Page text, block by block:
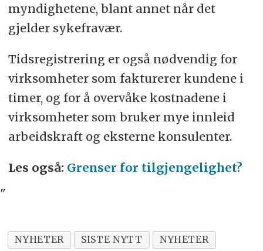
myndighetene, blant annet når det
gjelder sykefravær.
Tidsregistrering er også nødvendig for
virksomheter som fakturerer kundene i
timer, og for å overvåke kostnadene i
virksomheter som bruker mye innleid
arbeidskraft og eksterne konsulenter.
Les også: Grenser for tilgjengelighet?
"
NYHETER SISTE NYTT
NYHETER